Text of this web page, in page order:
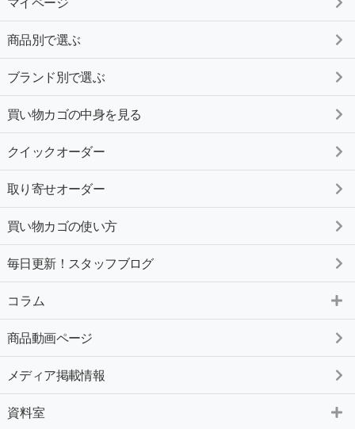
商品別で選ぶ
ブランド別で選ぶ
買い物カゴの中身を見る
クイックオーダー
取り寄せオーダー
買い物カゴの使い方
毎日更新！スタッフブログ
コラム
商品動画ページ
メディア掲載情報
資料室